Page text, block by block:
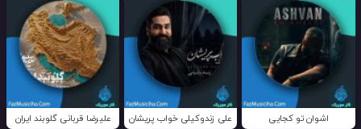
اشوان تو کجایی علی زندوکیلی خواب پریشان علیرضا قربانی گلوبند ایران